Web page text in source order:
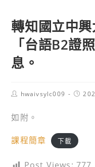
轉知國立中
「台語B2證
息。
Posthwaivsylc009
Post
如附。
課程簡章 下載